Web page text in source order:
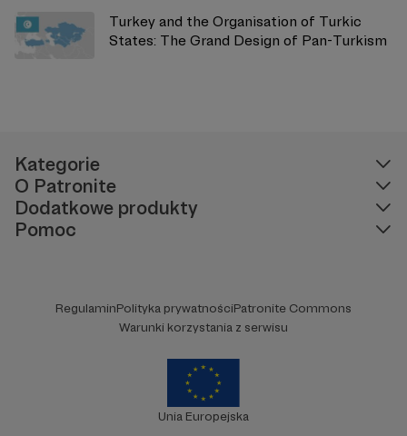
Turkey and the Organisation of Turkic
States: The Grand Design of Pan-Turkism
Kategorie
O Patronite
Dodatkowe produkty
Pomoc
RegulaminPolityka prywatnościPatronite Commons
Warunki korzystania z serwisu
Unia Europejska